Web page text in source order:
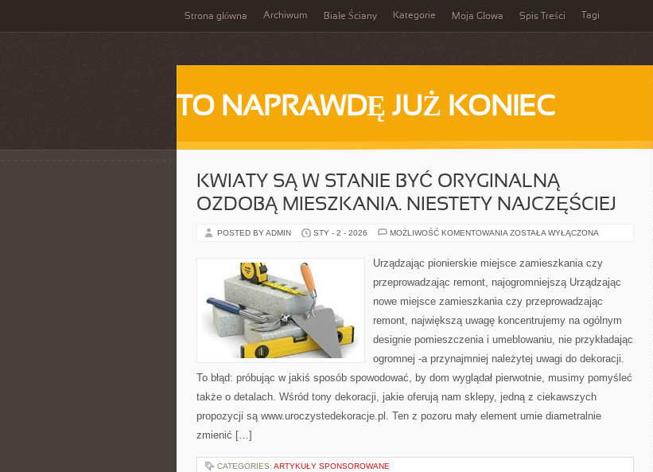
Strona główna Archiwum Białe Ściany Kategorie Moja Głowa Spis Treści Tagi
TO NAPRAWDĘ JUŻ KONIEC
KWIATY SĄ W STANIE BYĆ ORYGINALNĄ
OZDOBĄ MIESZKANIA. NIESTETY NAJCZĘŚCIEJ
POSTED BY ADMIN STY - 2 - 2026 MOŻLIWOŚĆ KOMENTOWANIA KWIATY
BYĆ
OZDOBĄ
NIESTETY
ZOSTAŁA WYŁĄCZONA
Urządzając pionierskie miejsce zamieszkania czy
przeprowadzając remont, najogromniejszą Urządzając
nowe miejsce zamieszkania czy przeprowadzając
remont, największą uwagę koncentrujemy na ogólnym
designie pomieszczenia i umeblowaniu, nie przykładając
ogromnej -a przynajmniej należytej uwagi do dekoracji.
To błąd: próbując w jakiś sposób spowodować, by dom wyglądał pierwotnie, musimy pomyśleć
także o detalach. Wśród tony dekoracji, jakie oferują nam sklepy, jedną z ciekawszych
propozycji są www.uroczystedekoracje.pl. Ten z pozoru mały element umie diametralnie
zmienić […]
CATEGORIES: ARTYKUŁY SPONSOROWANE